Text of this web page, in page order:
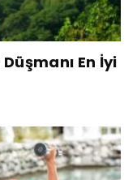
En İyi